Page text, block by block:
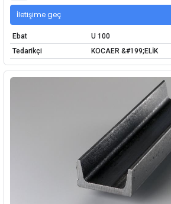
İletişime geç
Ebat
U 100
Tedarikçi
KOCAER &#199;ELİK